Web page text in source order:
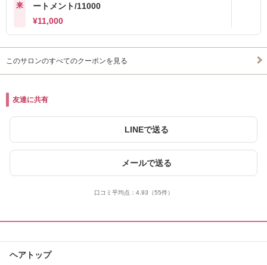
来
ートメント/11000
¥11,000
このサロンのすべてのクーポンを見る
友達に共有
LINEで送る
メールで送る
口コミ平均点： 4.93 （55件）
ヘアトップ